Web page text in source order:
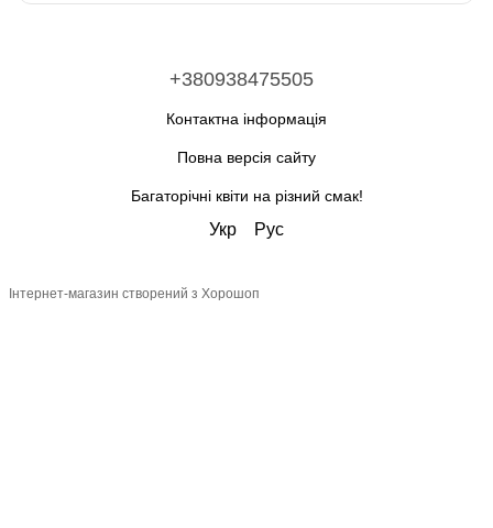
+380938475505
Контактна інформація
Повна версія сайту
Багаторічні квіти на різний смак!
Укр Рус
Інтернет-магазин створений з Хорошоп